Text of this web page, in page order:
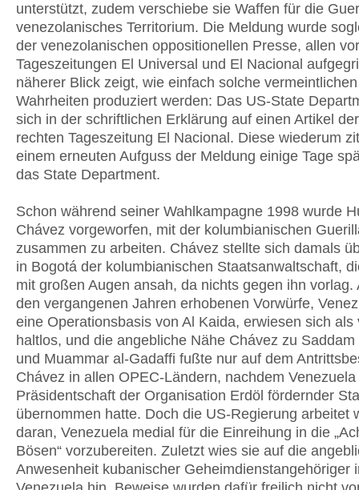
unterstützt, zudem verschiebe sie Waffen für die
venezolanisches Territorium. Die Meldung wurde
der venezolanischen oppositionellen Presse, allen
Tageszeitungen El Universal und El Nacional
näherer Blick zeigt, wie einfach solche vermeintlichen
Wahrheiten produziert werden: Das US-State
sich in der schriftlichen Erklärung auf einen Artikel
rechten Tageszeitung El Nacional. Diese wiederum
einem erneuten Aufguss der Meldung einige Tage
das State Department.
Schon während seiner Wahlkampagne 1998 wurde
Chávez vorgeworfen, mit der kolumbianischen
zusammen zu arbeiten. Chávez stellte sich damals
in Bogotá der kolumbianischen Staatsanwaltschaft,
mit großen Augen ansah, da nichts gegen ihn vorlag.
den vergangenen Jahren erhobenen Vorwürfe,
eine Operationsbasis von Al Kaida, erwiesen sich als
haltlos, und die angebliche Nähe Chávez zu
und Muammar al-Gadaffi fußte nur auf dem
Chávez in allen OPEC-Ländern, nachdem Venezuela
Präsidentschaft der Organisation Erdöl fördernder
übernommen hatte. Doch die US-Regierung arbeitet
daran, Venezuela medial für die Einreihung in die
Bösen“ vorzubereiten. Zuletzt wies sie auf die
Anwesenheit kubanischer Geheimdienstangehöriger